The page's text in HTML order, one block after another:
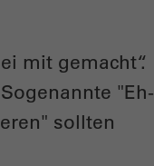
mit gemacht“.
"Eh-
sollten